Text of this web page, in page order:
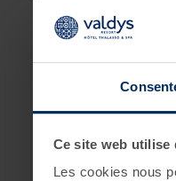
Ce site web utilise
Les cookies nous